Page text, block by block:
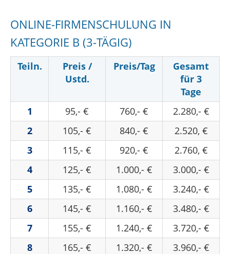
ONLINE-FIRMENSCHULUNG IN
KATEGORIE B (3-TÄGIG)
Teiln.
Preis /
Ustd.
Preis/Tag
Gesamt
für 3
Tage
1
95,- € 760,- €
2.280,- €
2
105,- € 840,- €
2.520, €
3
115,- € 920,- €
2.760, €
4
125,- € 1.000,- €
3.000,- €
5
135,- € 1.080,- €
3.240,- €
6
145,- € 1.160,- €
3.480,- €
7
155,- € 1.240,- €
3.720,- €
8
165,- € 1.320,- €
3.960,- €